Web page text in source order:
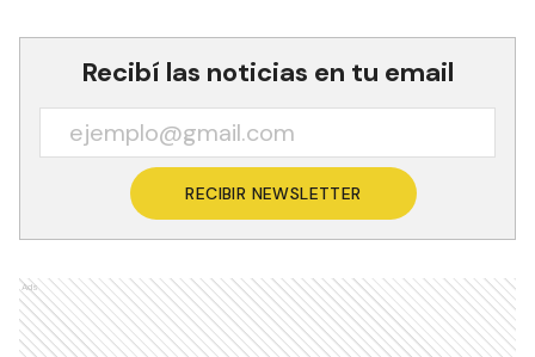
Recibí las noticias en tu email
RECIBIR NEWSLETTER
Ads